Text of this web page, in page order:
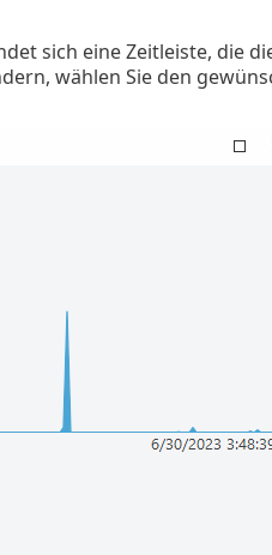
sich eine Zeitleiste, die
wählen Sie den